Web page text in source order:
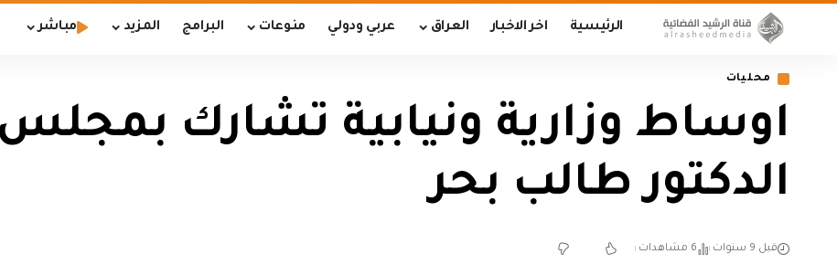
الرئيسية اخر الاخبار العراق عربي ودولي منوعات البرامج المزيد مباشر
محليات
اوساط وزارية ونيابية تشارك بمجلس
الدكتور طالب بحر
قبل 9 سنوات 6 مشاهدات